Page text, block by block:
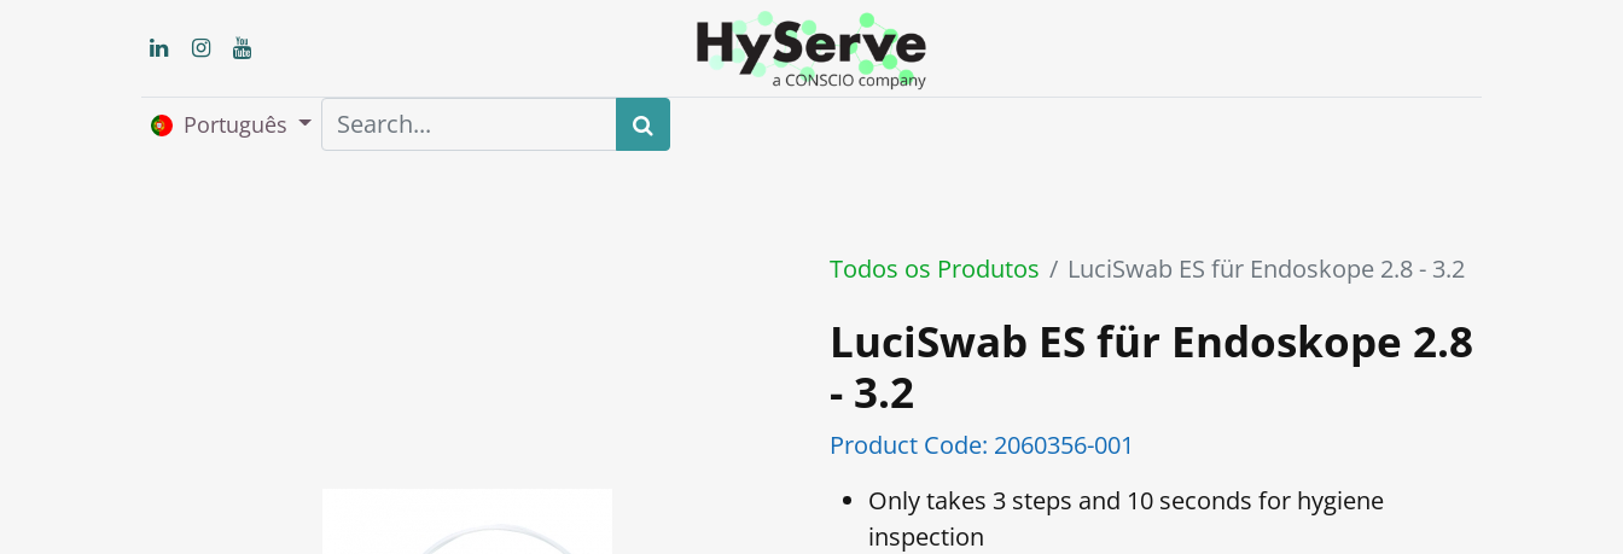
Português
Todos os Produtos LuciSwab ES für Endoskope 2.8 - 3.2
LuciSwab ES für Endoskope 2.8
- 3.2
Product Code: 2060356-001
Only takes 3 steps and 10 seconds for hygiene
inspection